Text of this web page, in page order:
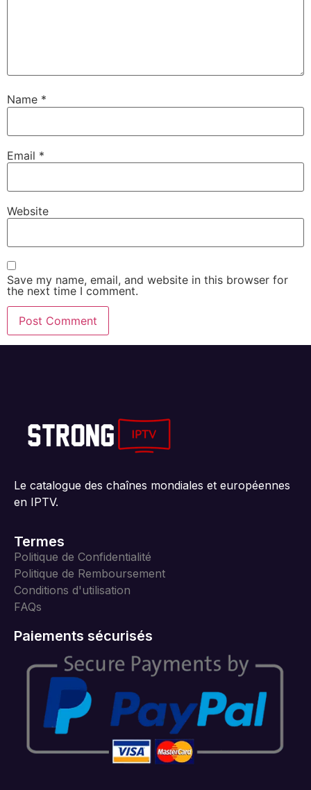
Name *
Email *
Website
Save my name, email, and website in this browser for
the next time I comment.
Le catalogue des chaînes mondiales et européennes
en IPTV.
Termes
Politique de Confidentialité
Politique de Remboursement
Conditions d'utilisation
FAQs
Paiements sécurisés